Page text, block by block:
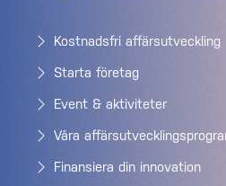
Kostnadsfri affärsutveckling
Starta företag
Event & aktiviteter
Våra
Finansiera din innovation